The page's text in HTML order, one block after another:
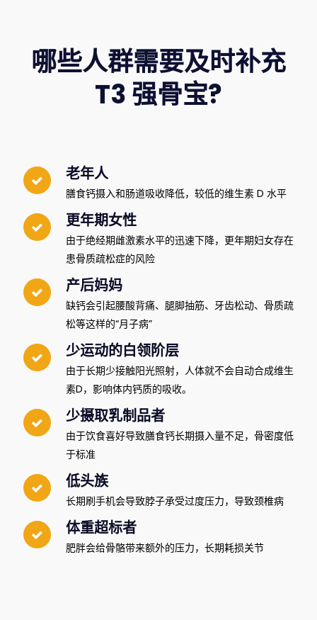
哪些人群需要及时补充
老年人
膳食钙摄入和肠道吸收降低，较低的维生素 D 水平
更年期女性
由于绝经期雌激素水平的迅速下降，更年期妇女存在
患骨质疏松症的风险
产后妈妈
缺钙会引起腰酸背痛、腿脚抽筋、牙齿松动、骨质疏
松等这样的“月子病”
少运动的白领阶层
由于长期少接触阳光照射，人体就不会自动合成维生
素D，影响体内钙质的吸收。
少摄取乳制品者
由于饮食喜好导致膳食钙长期摄入量不足，骨密度低
于标准
低头族
长期刷手机会导致脖子承受过度压力，导致颈椎病